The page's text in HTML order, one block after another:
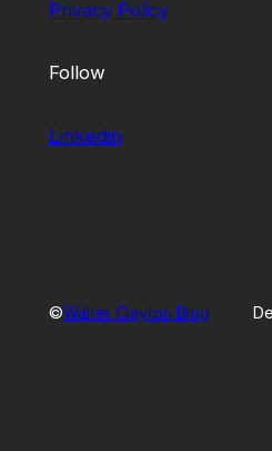
Privacy Policy
Follow
Linkedin
©Walter Clayton Blog